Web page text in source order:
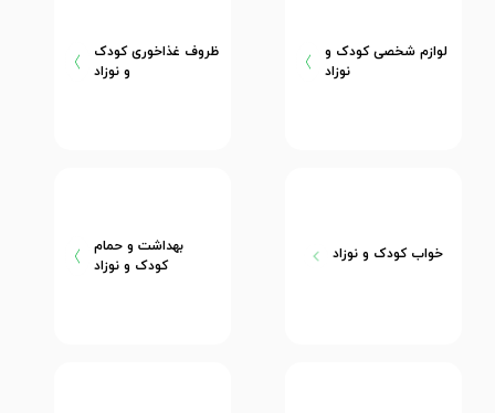
لوازم شخصی کودک و
نوزاد
ظروف غذاخوری کودک
و نوزاد
خواب کودک و نوزاد
بهداشت و حمام
کودک و نوزاد